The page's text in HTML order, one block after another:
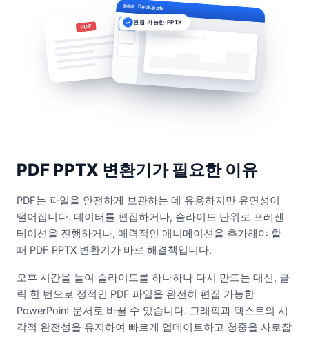
편집 가능한 PPTX
PDF
Deck.pptx
PDF PPTX 변환기가 필요한 이유
PDF는 파일을 안전하게 보관하는 데 유용하지만 유연성이
떨어집니다. 데이터를 편집하거나, 슬라이드 단위로 프레젠
테이션을 진행하거나, 매력적인 애니메이션을 추가해야 할
때 PDF PPTX 변환기가 바로 해결책입니다.
오후 시간을 들여 슬라이드를 하나하나 다시 만드는 대신, 클
릭 한 번으로 정적인 PDF 파일을 완전히 편집 가능한
PowerPoint 문서로 바꿀 수 있습니다. 그래픽과 텍스트의 시
각적 완전성을 유지하여 빠르게 업데이트하고 청중을 사로잡